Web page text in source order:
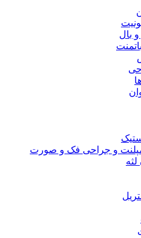
و بال
و جراحی فک و صورت